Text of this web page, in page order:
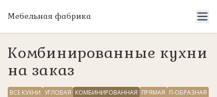
Мебельная фабрика
Комбинированные кухни
на заказ
ВСЕ КУХНИ УГЛОВАЯ КОМБИНИРОВАННАЯ ПРЯМАЯ П-ОБРАЗНАЯ